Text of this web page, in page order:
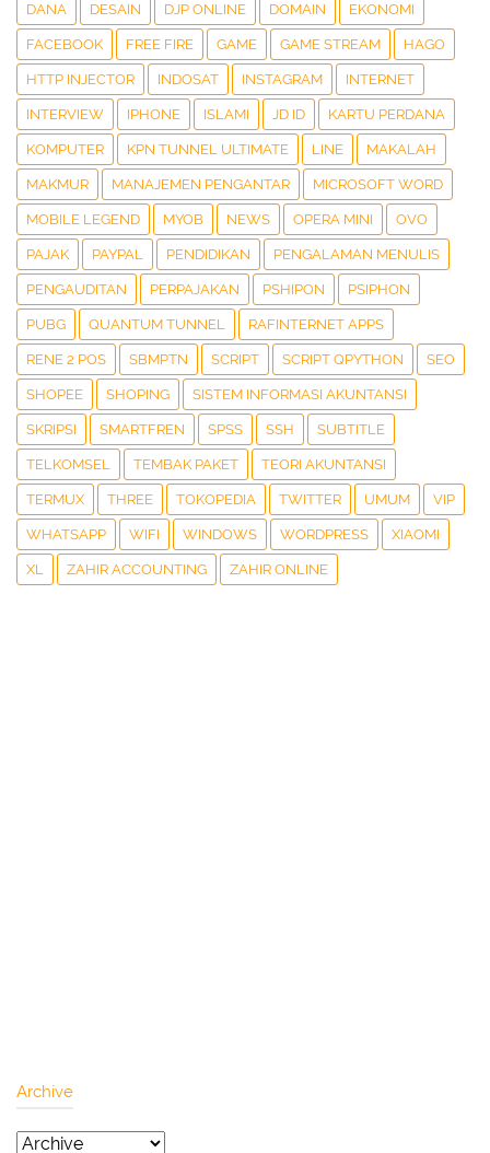
DANA DESAIN DJP ONLINE DOMAIN EKONOMI
FACEBOOK FREE FIRE GAME GAME STREAM HAGO
HTTP INJECTOR INDOSAT INSTAGRAM INTERNET
INTERVIEW IPHONE ISLAMI JD ID KARTU PERDANA
KOMPUTER KPN TUNNEL ULTIMATE LINE MAKALAH
MAKMUR MANAJEMEN PENGANTAR MICROSOFT WORD
MOBILE LEGEND MYOB NEWS OPERA MINI OVO
PAJAK PAYPAL PENDIDIKAN PENGALAMAN MENULIS
PENGAUDITAN PERPAJAKAN PSHIPON PSIPHON
PUBG QUANTUM TUNNEL RAFINTERNET APPS
RENE 2 POS SBMPTN SCRIPT SCRIPT QPYTHON SEO
SHOPEE SHOPING SISTEM INFORMASI AKUNTANSI
SKRIPSI SMARTFREN SPSS SSH SUBTITLE
TELKOMSEL TEMBAK PAKET TEORI AKUNTANSI
TERMUX THREE TOKOPEDIA TWITTER UMUM VIP
WHATSAPP WIFI WINDOWS WORDPRESS XIAOMI
XL ZAHIR ACCOUNTING ZAHIR ONLINE
Archive